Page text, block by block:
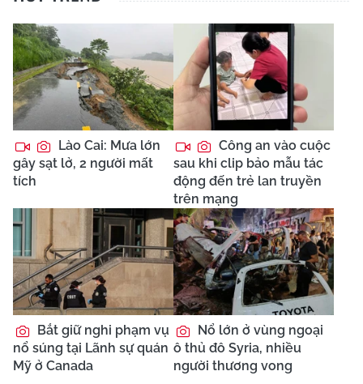
Lào Cai: Mưa lớn
gây sạt lở, 2 người mất
tích
Công an vào cuộc
sau khi clip bảo mẫu tác
động đến trẻ lan truyền
trên mạng
Bắt giữ nghi phạm vụ
nổ súng tại Lãnh sự quán
Mỹ ở Canada
Nổ lớn ở vùng ngoại
ô thủ đô Syria, nhiều
người thương vong